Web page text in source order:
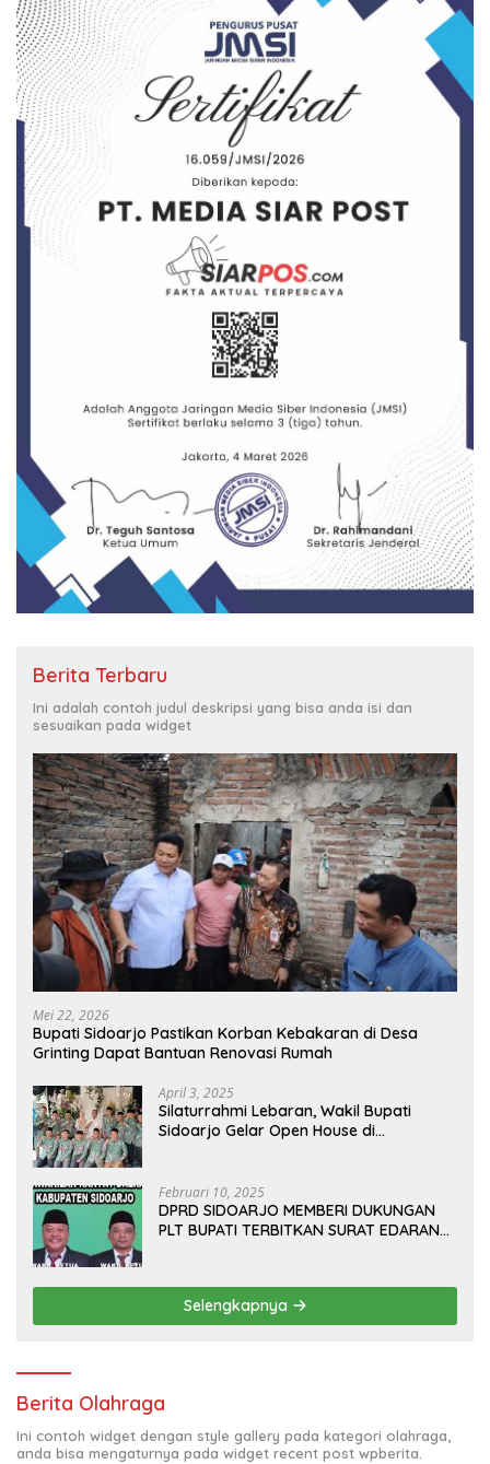
Berita Terbaru
Ini adalah contoh judul deskripsi yang bisa anda isi dan
sesuaikan pada widget
Mei 22, 2026
Bupati Sidoarjo Pastikan Korban Kebakaran di Desa
Grinting Dapat Bantuan Renovasi Rumah
April 3, 2025
Silaturrahmi Lebaran, Wakil Bupati
Sidoarjo Gelar Open House di
Februari 10, 2025
DPRD SIDOARJO MEMBERI DUKUNGAN
PLT BUPATI TERBITKAN SURAT EDARAN
KELUAR KOTA
Selengkapnya
Berita Olahraga
Ini contoh widget dengan style gallery pada kategori olahraga,
anda bisa mengaturnya pada widget recent post wpberita.